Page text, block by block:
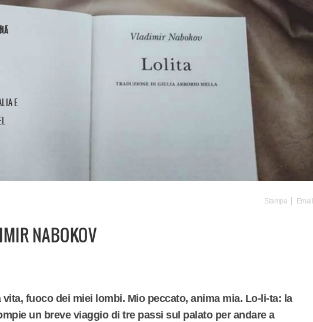
Stampa Email
NABOKOV
fuoco dei miei lombi. Mio peccato, anima mia. Lo-li-ta: la
un breve viaggio di tre passi sul palato per andare a
E
E